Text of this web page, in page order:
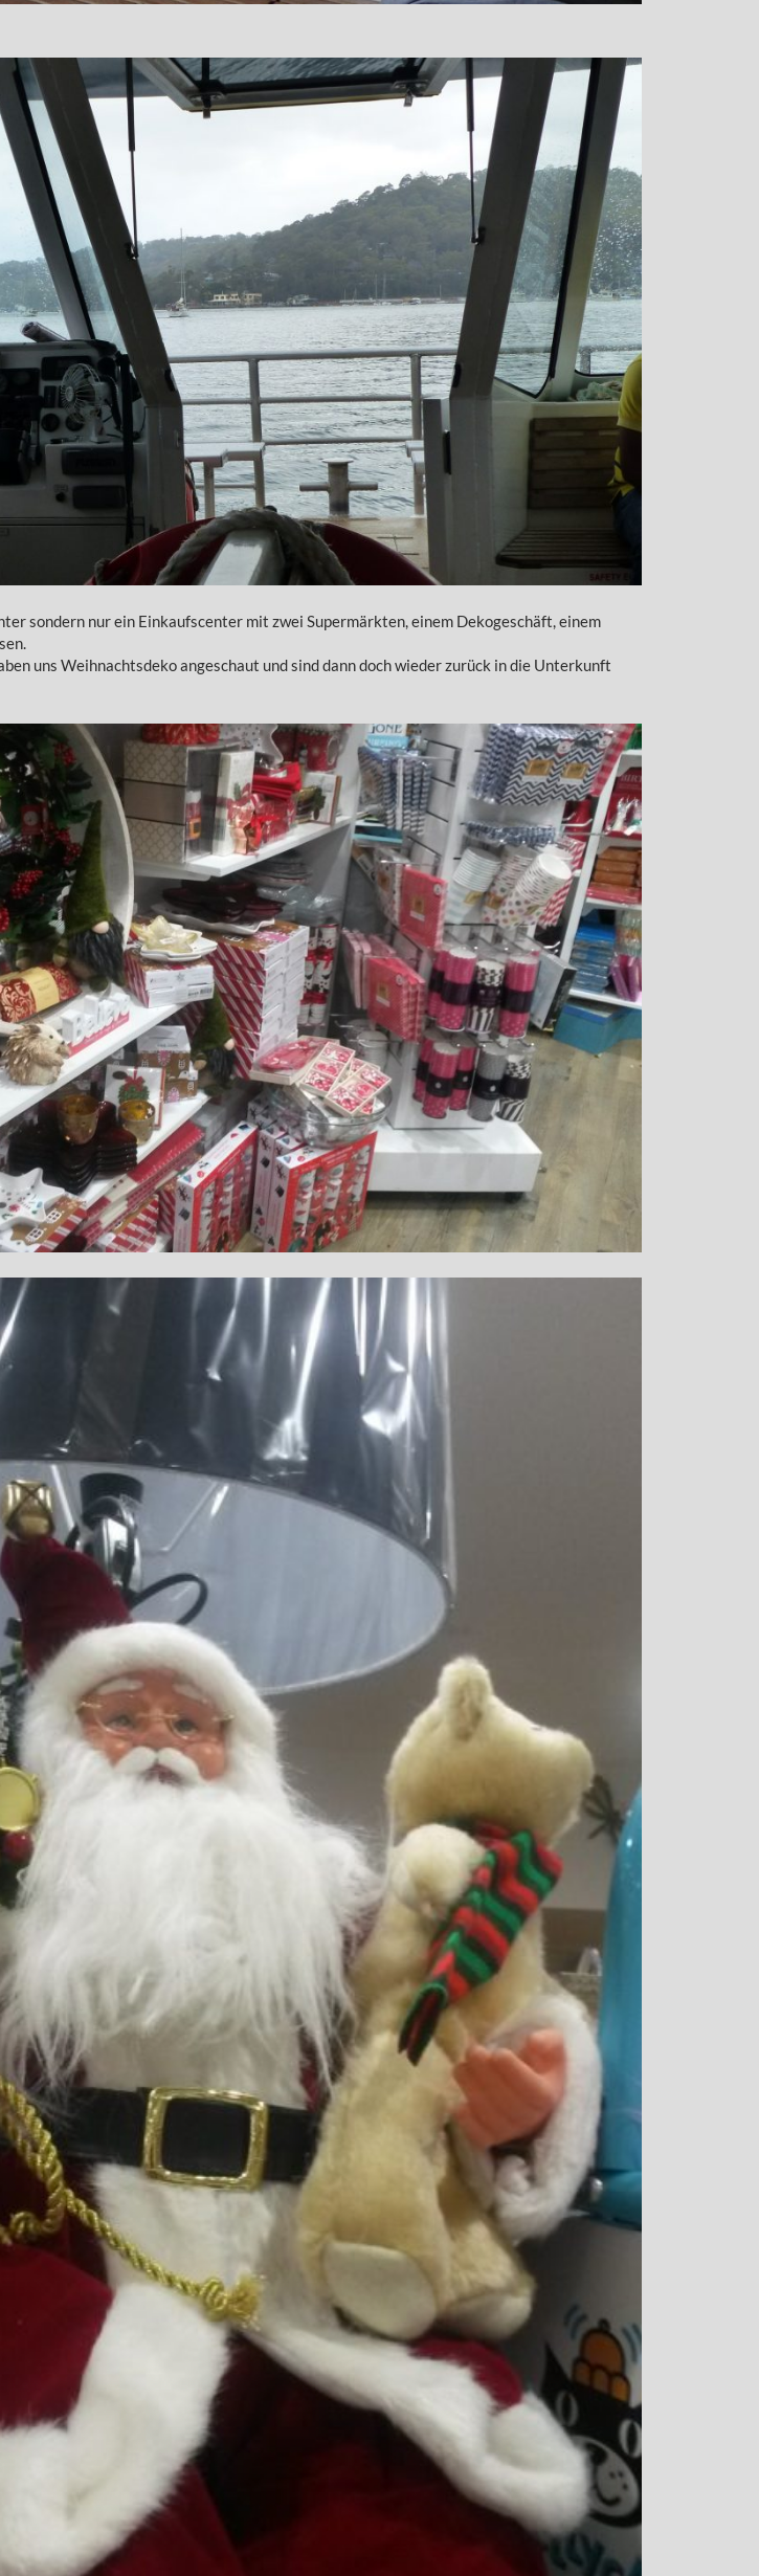
sondern nur ein Einkaufscenter mit zwei Supermärkten, einem Dekogeschäft, einem
uns Weihnachtsdeko angeschaut und sind dann doch wieder zurück in die Unterkunft